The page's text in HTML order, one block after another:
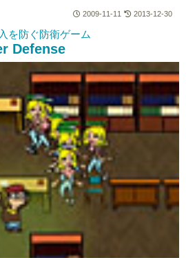
2009-11-11 2013-12-30
を防ぐ防衛ゲーム
Defense